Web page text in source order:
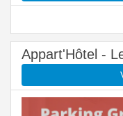
Appart'Hôtel -